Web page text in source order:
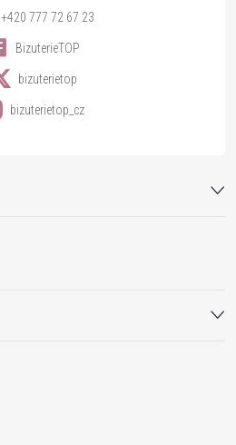
+420 777 72 67 23
BizuterieTOP
bizuterietop
bizuterietop_cz